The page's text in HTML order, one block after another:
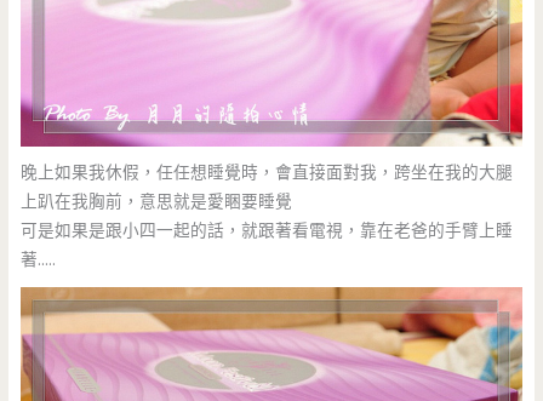
晚上如果我休假，任任想睡覺時，會直接面對我，跨坐在我的大腿
上趴在我胸前，意思就是愛睏要睡覺
可是如果是跟小四一起的話，就跟著看電視，靠在老爸的手臂上睡
著…..